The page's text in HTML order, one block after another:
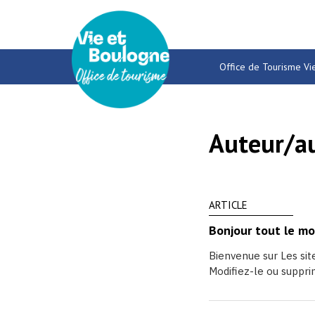
Office de Tourisme
Auteur/
ARTICLE
Bonjour tout le
Bienvenue sur Les
Modifiez-le ou